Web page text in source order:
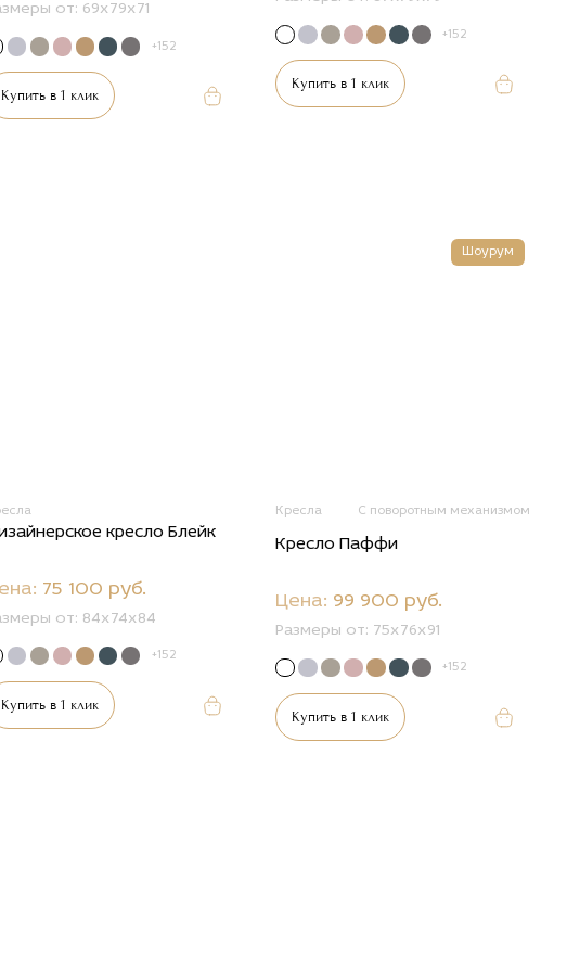
от: 69х79х71
+152
Купить в 1 клик
+152
Купить в 1 клик
кресло Блейк
75 100 руб.
от: 84х74х84
+152
Купить в 1 клик
Шоурум
Кресла С поворотным механизмом
Кресло Паффи
Цена: 99 900 руб.
Размеры от: 75х76х91
+152
Купить в 1 клик